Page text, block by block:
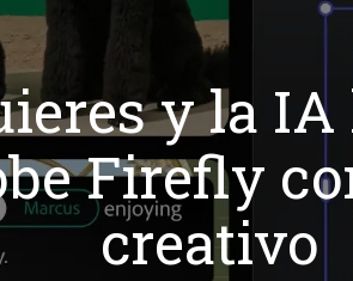
y la
Firefly
creativo